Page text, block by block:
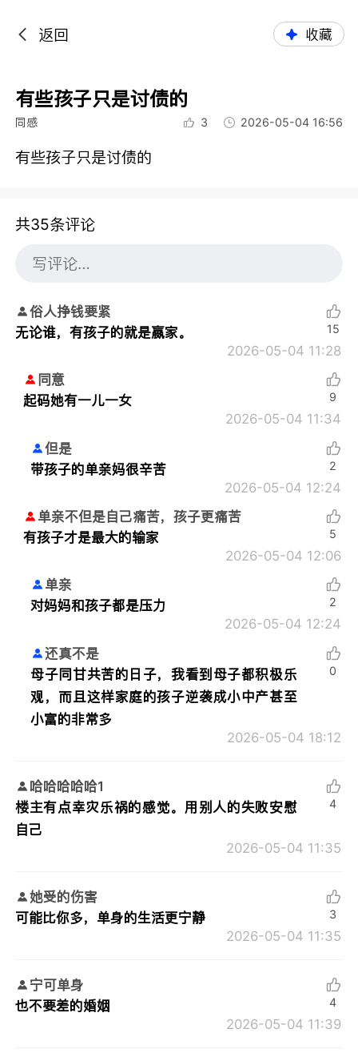
返回 收藏
有些孩子只是讨债的
同感 3 2026-05-04 16:56
有些孩子只是讨债的
共35条评论
俗人挣钱要紧
无论谁，有孩子的就是嬴家。
2026-05-04 11:28
15
同意
起码她有一儿一女
2026-05-04 11:34
9
但是
带孩子的单亲妈很辛苦
2026-05-04 12:24
2
单亲不但是自己痛苦，孩子更痛苦
有孩子才是最大的输家
2026-05-04 12:06
5
单亲
对妈妈和孩子都是压力
2026-05-04 12:24
2
还真不是
母子同甘共苦的日子，我看到母子都积极乐
观，而且这样家庭的孩子逆袭成小中产甚至
小富的非常多
2026-05-04 18:12
0
哈哈哈哈哈1
楼主有点幸灾乐祸的感觉。用别人的失败安慰
自己
2026-05-04 11:35
4
她受的伤害
可能比你多，单身的生活更宁静
2026-05-04 11:35
3
宁可单身
也不要差的婚姻
2026-05-04 11:39
4